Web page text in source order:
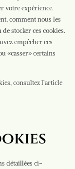
votre expérience.
comment nous les
stocker ces cookies.
empêcher ces
«casser» certains
consultez l’article
détaillées ci-